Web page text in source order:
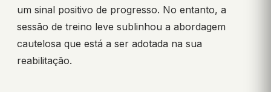
um sinal positivo de progresso. No entanto, a
sessão de treino leve sublinhou a abordagem
cautelosa que está a ser adotada na sua
reabilitação.